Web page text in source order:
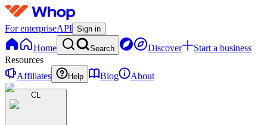
For enterpriseAPI Sign in
Home Search Discover
Start a business
Resources
Affiliates
Help Blog About
CL